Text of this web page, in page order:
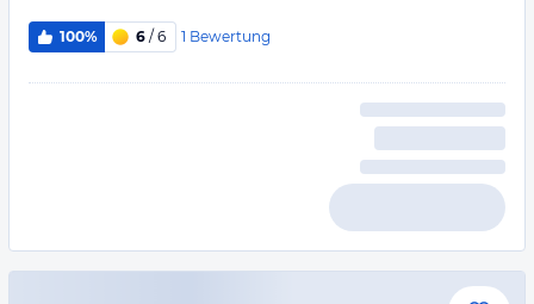
100% 6 / 6 1 Bewertung